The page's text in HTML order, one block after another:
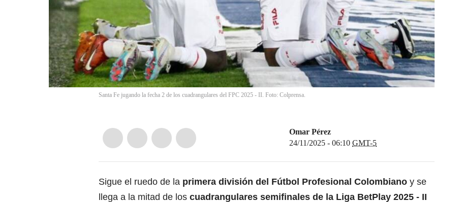
Santa Fe jugando la fecha 2 de los cuadrangulares del FPC 2025 - II. Foto: Colprensa.
Omar Pérez
24/11/2025 - 06:10 GMT-5
Sigue el ruedo de la primera división del Fútbol Profesional Colombiano y se
llega a la mitad de los cuadrangulares semifinales de la Liga BetPlay 2025 - II